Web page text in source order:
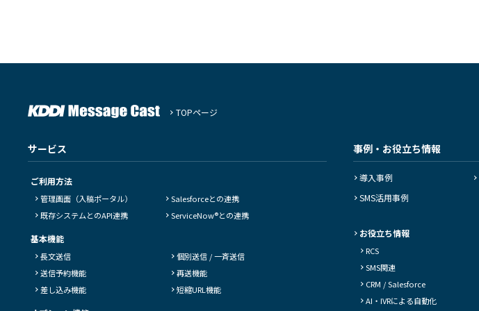
TOPページ
サービス
ご利用方法
管理画面（入稿ポータル）
既存システムとのAPI連携
Salesforceとの連携
ServiceNow®との連携
基本機能
長文送信
送信予約機能
差し込み機能
個別送信 / 一斉送信
再送機能
短縮URL機能
事例・お役立ち情報
導入事例
SMS活用事例
お役立ち情報
RCS
SMS関連
CRM / Salesforce
AI・IVRによる自動化